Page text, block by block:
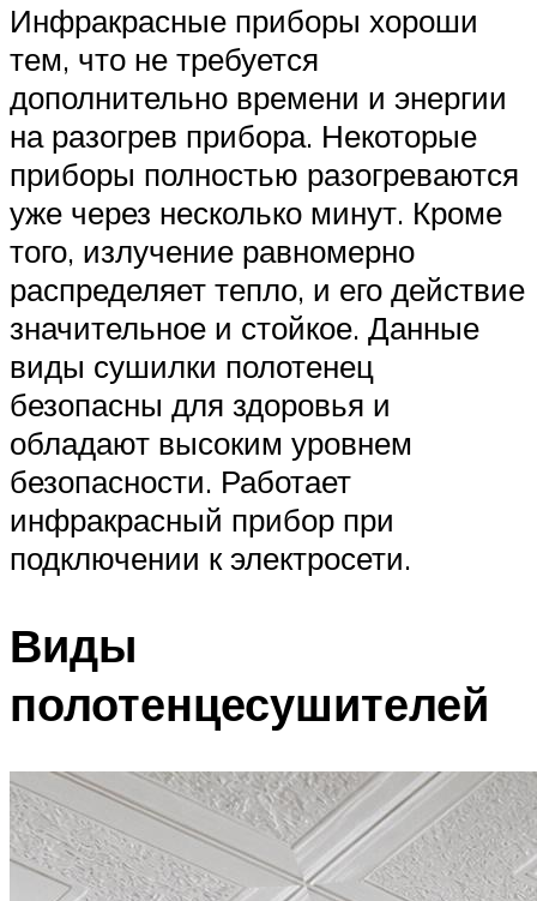
Инфракрасные приборы хороши
тем, что не требуется
дополнительно времени и энергии
на разогрев прибора. Некоторые
приборы полностью разогреваются
уже через несколько минут. Кроме
того, излучение равномерно
распределяет тепло, и его действие
значительное и стойкое. Данные
виды сушилки полотенец
безопасны для здоровья и
обладают высоким уровнем
безопасности. Работает
инфракрасный прибор при
подключении к электросети.
Виды
полотенцесушителей